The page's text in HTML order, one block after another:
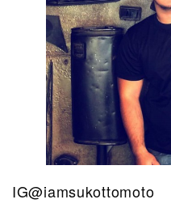
IG@iamsukottomoto